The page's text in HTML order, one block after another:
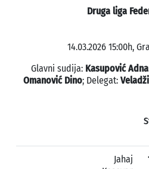
Druga liga
14.03.2026 15:00h,
Glavni sudija: Kasupović
Omanović Dino; Delegat:
Jahaj